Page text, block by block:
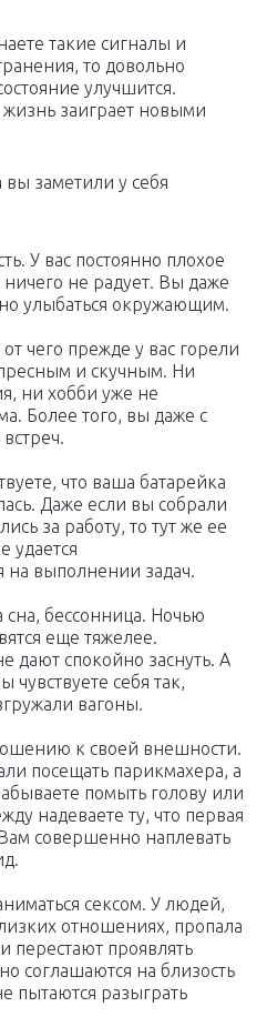
такие сигналы и
то довольно
улучшится.
заиграет новыми
вы заметили у себя
У вас постоянно плохое
не радует. Вы даже
улыбаться окружающим.
чего прежде у вас горели
пресным и скучным. Ни
ни хобби уже не
Более того, вы даже с
что ваша батарейка
Даже если вы собрали
за работу, то тут же ее
удается
на выполнении задач.
сна, бессонница. Ночью
еще тяжелее.
дают спокойно заснуть. А
чувствуете себя так,
вагоны.
к своей внешности.
посещать парикмахера, а
помыть голову или
надеваете ту, что первая
совершенно наплевать
сексом. У людей,
отношениях, пропала
перестают проявлять
соглашаются на близость
пытаются разыграть